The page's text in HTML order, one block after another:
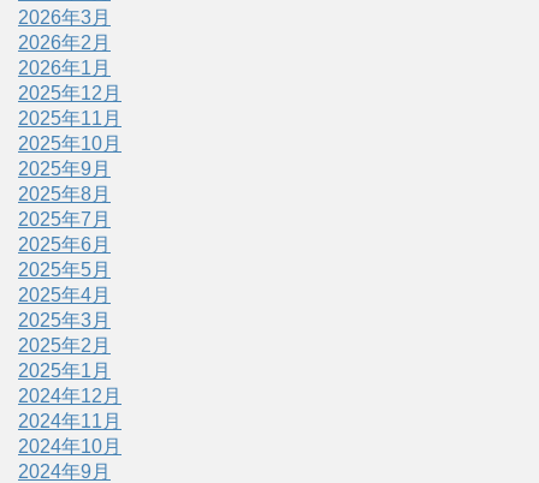
2026年3月
2026年2月
2026年1月
2025年12月
2025年11月
2025年10月
2025年9月
2025年8月
2025年7月
2025年6月
2025年5月
2025年4月
2025年3月
2025年2月
2025年1月
2024年12月
2024年11月
2024年10月
2024年9月